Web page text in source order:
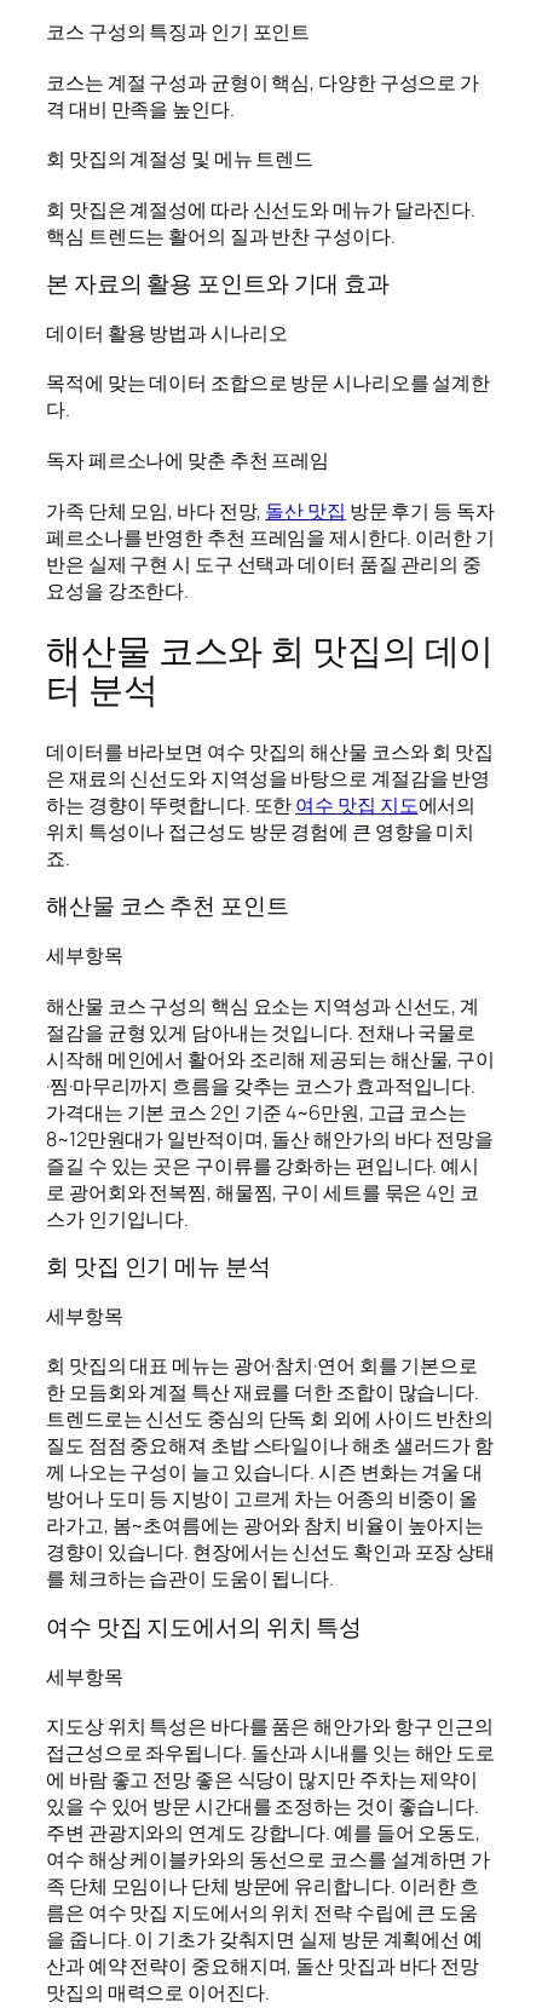
코스 구성의 특징과 인기 포인트
코스는 계절 구성과 균형이 핵심, 다양한 구성으로 가
격 대비 만족을 높인다.
회 맛집의 계절성 및 메뉴 트렌드
회 맛집은 계절성에 따라 신선도와 메뉴가 달라진다.
핵심 트렌드는 활어의 질과 반찬 구성이다.
본 자료의 활용 포인트와 기대 효과
데이터 활용 방법과 시나리오
목적에 맞는 데이터 조합으로 방문 시나리오를 설계한
다.
독자 페르소나에 맞춘 추천 프레임
가족 단체 모임, 바다 전망, 돌산 맛집 방문 후기 등 독자
페르소나를 반영한 추천 프레임을 제시한다. 이러한 기
반은 실제 구현 시 도구 선택과 데이터 품질 관리의 중
요성을 강조한다.
해산물 코스와 회 맛집의 데이
터 분석
데이터를 바라보면 여수 맛집의 해산물 코스와 회 맛집
은 재료의 신선도와 지역성을 바탕으로 계절감을 반영
하는 경향이 뚜렷합니다. 또한여수 맛집 지도에서의
위치 특성이나 접근성도 방문 경험에 큰 영향을 미치
죠.
해산물 코스 추천 포인트
세부항목
해산물 코스 구성의 핵심 요소는 지역성과 신선도, 계
절감을 균형 있게 담아내는 것입니다. 전채나 국물로
시작해 메인에서 활어와 조리해 제공되는 해산물, 구이
·찜·마무리까지 흐름을 갖추는 코스가 효과적입니다.
가격대는 기본 코스 2인 기준 4~6만원, 고급 코스는
8~12만원대가 일반적이며, 돌산 해안가의 바다 전망을
즐길 수 있는 곳은 구이류를 강화하는 편입니다. 예시
로 광어회와 전복찜, 해물찜, 구이 세트를 묶은 4인 코
스가 인기입니다.
회 맛집 인기 메뉴 분석
세부항목
회 맛집의 대표 메뉴는 광어·참치·연어 회를 기본으로
한 모듬회와 계절 특산 재료를 더한 조합이 많습니다.
트렌드로는 신선도 중심의 단독 회 외에 사이드 반찬의
질도 점점 중요해져 초밥 스타일이나 해초 샐러드가 함
께 나오는 구성이 늘고 있습니다. 시즌 변화는 겨울 대
방어나 도미 등 지방이 고르게 차는 어종의 비중이 올
라가고, 봄~초여름에는 광어와 참치 비율이 높아지는
경향이 있습니다. 현장에서는 신선도 확인과 포장 상태
를 체크하는 습관이 도움이 됩니다.
여수 맛집 지도에서의 위치 특성
세부항목
지도상 위치 특성은 바다를 품은 해안가와 항구 인근의
접근성으로 좌우됩니다. 돌산과 시내를 잇는 해안 도로
에 바람 좋고 전망 좋은 식당이 많지만 주차는 제약이
있을 수 있어 방문 시간대를 조정하는 것이 좋습니다.
주변 관광지와의 연계도 강합니다. 예를 들어 오동도,
여수 해상 케이블카와의 동선으로 코스를 설계하면 가
족 단체 모임이나 단체 방문에 유리합니다. 이러한 흐
름은 여수 맛집 지도에서의 위치 전략 수립에 큰 도움
을 줍니다. 이 기초가 갖춰지면 실제 방문 계획에선 예
산과 예약 전략이 중요해지며, 돌산 맛집과 바다 전망
맛집의 매력으로 이어진다.